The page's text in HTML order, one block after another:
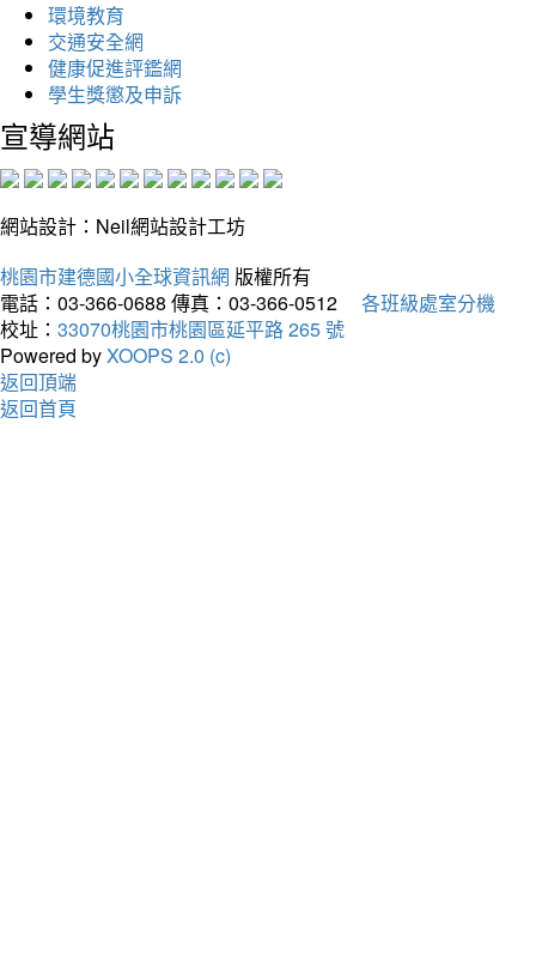
環境教育
交通安全網
健康促進評鑑網
學生獎懲及申訴
宣導網站
網站設計：Neil網站設計工坊
桃園市建德國小全球資訊網 版權所有
電話：03-366-0688 傳真：03-366-0512
各班級處室分機
校址： 33070桃園市桃園區延平路 265 號
Powered byXOOPS 2.0 (c)
返回頂端
返回首頁